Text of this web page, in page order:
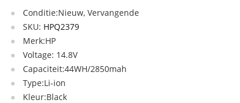
Conditie:Nieuw, Vervangende
SKU: HPQ2379
Merk:HP
Voltage: 14.8V
Capaciteit:44WH/2850mah
Type:Li-ion
Kleur:Black